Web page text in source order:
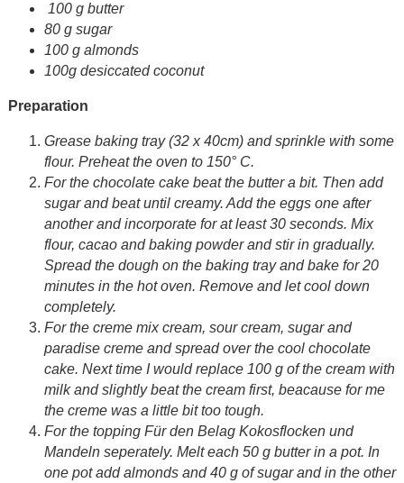
100 g butter
80 g sugar
100 g almonds
100g desiccated coconut
Preparation
Grease baking tray (32 x 40cm) and sprinkle with some
flour. Preheat the oven to 150° C.
For the chocolate cake beat the butter a bit. Then add
sugar and beat until creamy. Add the eggs one after
another and incorporate for at least 30 seconds. Mix
flour, cacao and baking powder and stir in gradually.
Spread the dough on the baking tray and bake for 20
minutes in the hot oven. Remove and let cool down
completely.
For the creme mix cream, sour cream, sugar and
paradise creme and spread over the cool chocolate
cake. Next time I would replace 100 g of the cream with
milk and slightly beat the cream first, beacause for me
the creme was a little bit too tough.
For the topping Für den Belag Kokosflocken und
Mandeln seperately. Melt each 50 g butter in a pot. In
one pot add almonds and 40 g of sugar and in the other